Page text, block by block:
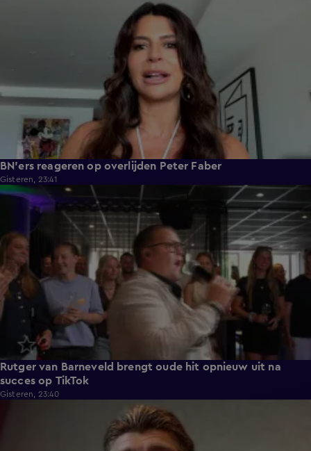
BN'ers reageren op overlijden Peter Faber
Gisteren, 23:41
1:29
Rutger van Barneveld brengt oude hit opnieuw uit na
succes op TikTok
Gisteren, 23:40